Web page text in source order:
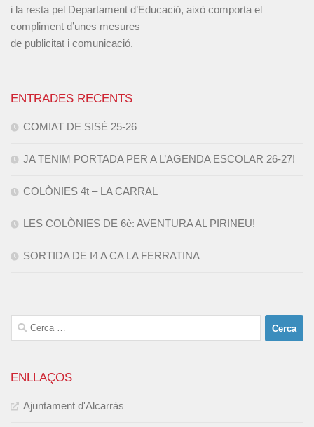
i la resta pel Departament d’Educació, això comporta el
compliment d’unes mesures
de publicitat i comunicació.
ENTRADES RECENTS
COMIAT DE SISÈ 25-26
JA TENIM PORTADA PER A L’AGENDA ESCOLAR 26-27!
COLÒNIES 4t – LA CARRAL
LES COLÒNIES DE 6è: AVENTURA AL PIRINEU!
SORTIDA DE I4 A CA LA FERRATINA
Cerca:
ENLLAÇOS
Ajuntament d'Alcarràs